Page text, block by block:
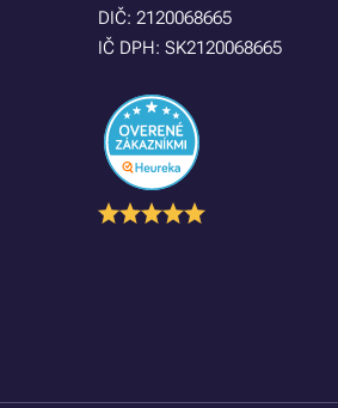
DIČ: 2120068665
IČ DPH: SK2120068665